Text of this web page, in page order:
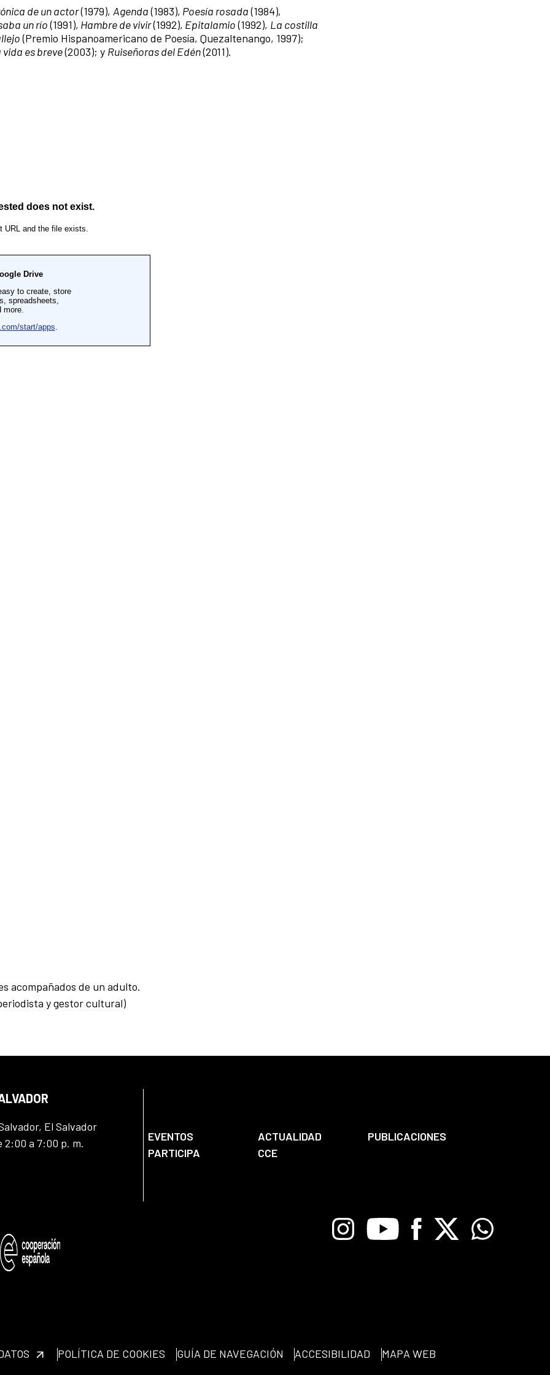
de un actor(1979), Agenda(1983), Poesía rosada(1984),
un río(1991), Hambre de vivir(1992), Epitalamio(1992), La costilla
(Premio Hispanoamericano de Poesía, Quezaltenango, 1997);
es breve(2003); y Ruiseñoras del Edén(2011).
acompañados de un adulto.
y gestor cultural)
El Salvador
2:00 a 7:00 p. m.
EVENTOS ACTUALIDAD
PUBLICACIONES
PARTICIPA
CCE
InstagramYoutube Facebook
X Whatsapp
POLÍTICA DE COOKIES GUÍA DE NAVEGACIÓN ACCESIBILIDAD MAPA WEB